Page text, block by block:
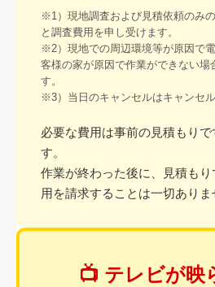
※1）現地調査および見積依頼のみ
と調査費用を申し受けます。
※2）現地での周辺環境等が原因で
客様の家が原因で作業ができない場
す。
※3）当日のキャンセルはキャンセル
必要な費用は事前の見積もり
す。
作業が終わった後に、見積も
用を請求することは一切ありま
📺 テレビが映